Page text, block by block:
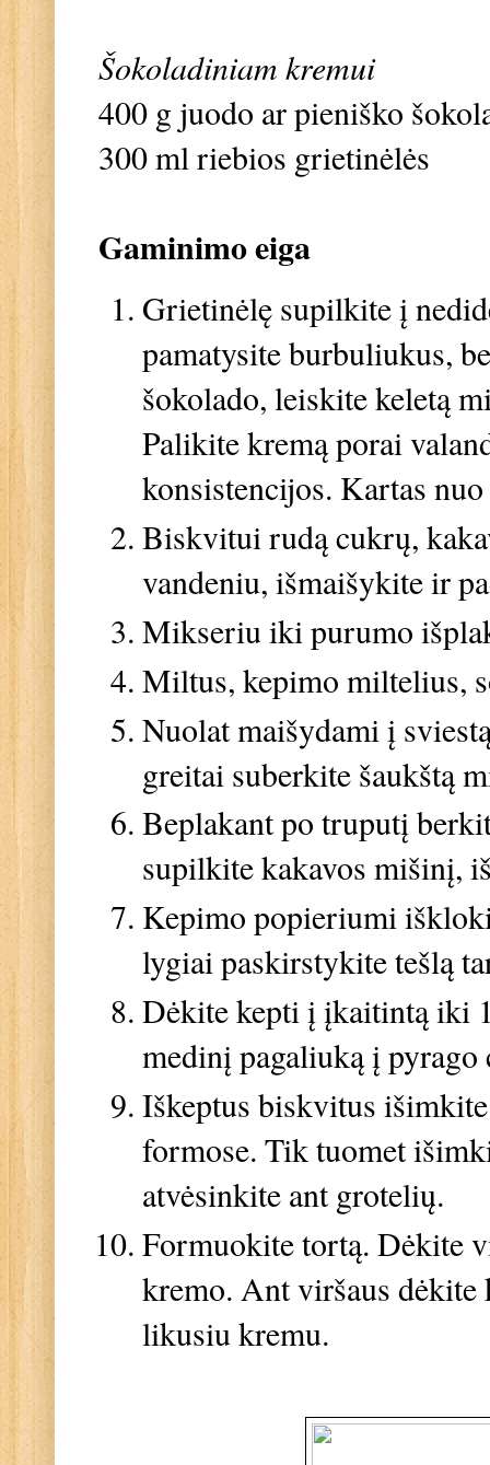
Šokoladiniam kremui
400 g juodo ar pieniško
300 ml riebios grietinėlės
Gaminimo eiga
Grietinėlę supilkite į
pamatysite burbuliukus,
šokolado, leiskite keletą
Palikite kremą porai
konsistencijos. Kartas
Biskvitui rudą cukrų,
vandeniu, išmaišykite ir
Mikseriu iki purumo
Miltus, kepimo miltelius,
Nuolat maišydami į
greitai suberkite šaukštą
Beplakant po truputį
supilkite kakavos mišinį,
Kepimo popieriumi
lygiai paskirstykite tešlą
Dėkite kepti į įkaitintą iki
medinį pagaliuką į
Iškeptus biskvitus
formose. Tik tuomet
atvėsinkite ant grotelių.
Formuokite tortą. Dėkite
kremo. Ant viršaus
likusiu kremu.